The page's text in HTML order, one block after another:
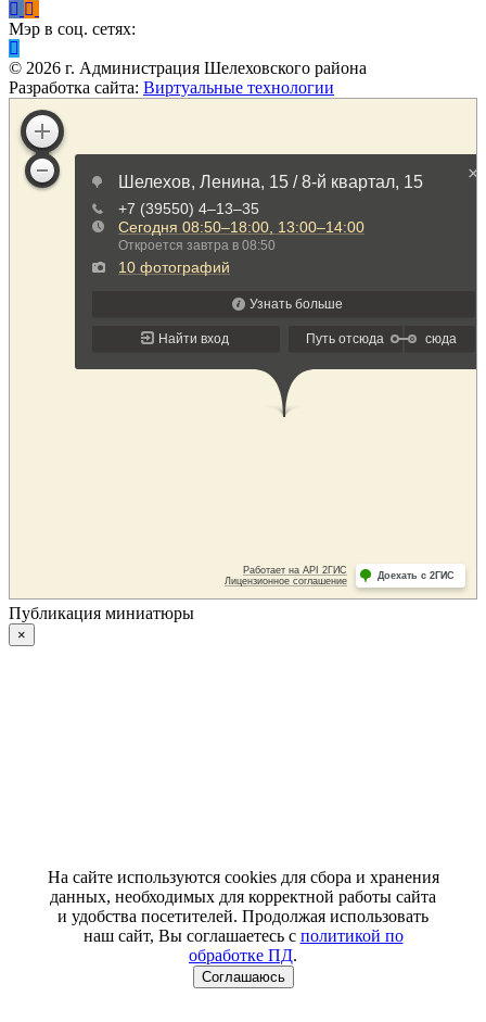
Мэр в соц. сетях:
© 2026 г. Администрация Шелеховского района
Разработка сайта: Виртуальные технологии
Публикация миниатюры
×
На сайте используются cookies для сбора и хранения
данных, необходимых для корректной работы сайта
и удобства посетителей. Продолжая использовать
наш сайт, Вы соглашаетесь с политикой по
обработке ПД.
Соглашаюсь